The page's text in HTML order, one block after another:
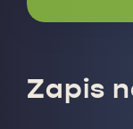
Zapis